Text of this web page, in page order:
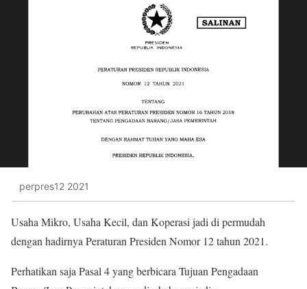
perpres12 2021
Usaha Mikro, Usaha Kecil, dan Koperasi jadi di permudah
dengan hadirnya Peraturan Presiden Nomor 12 tahun 2021.
Perhatikan saja Pasal 4 yang berbicara Tujuan Pengadaan